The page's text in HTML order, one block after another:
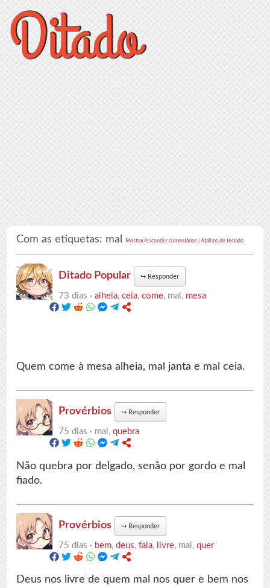
Com as etiquetas: malMostrar/esconder comentários |Atalhos de teclado
Ditado Popular ↪ Responder
73 dias ·alheia,ceia,come, mal, mesa
Quem come à mesa alheia, mal janta e mal ceia.
Provérbios ↪ Responder
75 dias · mal,quebra
Não quebra por delgado, senão por gordo e mal
fiado.
Provérbios ↪ Responder
75 dias · bem,deus,fala, livre, mal,quer
Deus nos livre de quem mal nos quer e bem nos